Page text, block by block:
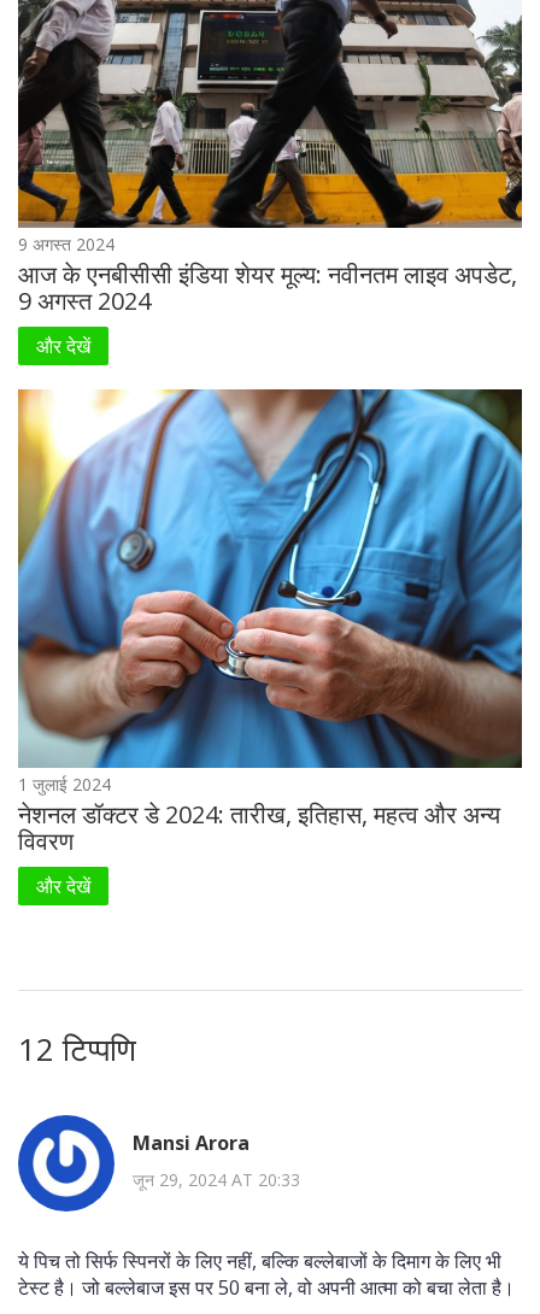
9 अगस्त 2024
आज के एनबीसीसी इंडिया शेयर मूल्य: नवीनतम लाइव अपडेट,
9 अगस्त 2024
और देखें
1 जुलाई 2024
नेशनल डॉक्टर डे 2024: तारीख, इतिहास, महत्व और अन्य
विवरण
और देखें
12 टिप्पणि
Mansi Arora
जून 29, 2024 AT 20:33
ये पिच तो सिर्फ स्पिनरों के लिए नहीं, बल्कि बल्लेबाजों के दिमाग के लिए भी
टेस्ट है। जो बल्लेबाज इस पर 50 बना ले, वो अपनी आत्मा को बचा लेता है।